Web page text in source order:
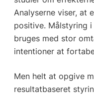
Analyserne viser, at
positive. Målstyring
bruges med stor
intentioner at
Men helt at opgive
resultatbaseret